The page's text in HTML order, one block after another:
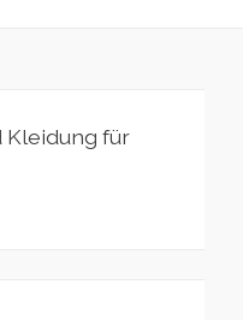
Kleidung für